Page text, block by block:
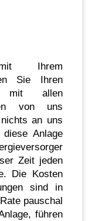
Ihrem
Sie Ihren
mit allen
von uns
an uns
Anlage
Zeit jeden
Die Kosten
sind in
pauschal
führen